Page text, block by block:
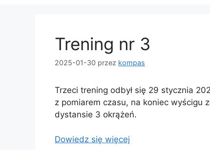
Trening nr 3
2025-01-30 przez kompas
Trzeci trening odbył się 29 stycznia
z pomiarem czasu, na koniec wyścigu
dystansie 3 okrążeń.
Dowiedz się więcej